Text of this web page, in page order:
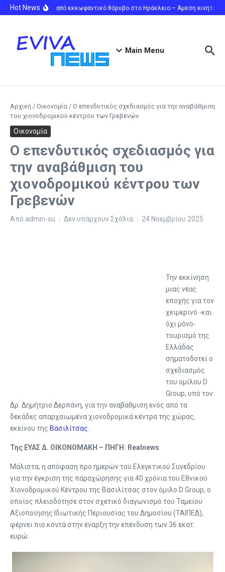
Μετάβαση στο περιεχόμενο
Hot News
Αναστάτωση από εκκωφαντικό θόρυβο στο Ηράκλειο – Άμεση
Main Menu
Αρχική / Οικονομία / Ο επενδυτικός σχεδιασμός για την αναβάθμιση
του χιονοδρομικού κέντρου των Γρεβενών
Οικονομία
Ο επενδυτικός σχεδιασμός για
την αναβάθμιση του
χιονοδρομικού κέντρου των
Γρεβενών
Από admin-su Δεν υπάρχουν Σχόλια 24 Νοεμβρίου 2025
Την εκκίνηση
μιας νέας
εποχής για τον
χειμερινό -και
όχι μόνο-
τουρισμό της
Ελλάδας
σηματοδοτεί ο
σχεδιασμός
του ομίλου D
Group, υπό τον
Δρ. Δημήτριο Δερπάνη, για την αναβάθμιση ενός από τα
δεκάδες απαρχαιωμένα χιονοδρομικά κέντρα της χώρας,
εκείνου της Βασιλίτσας
Της ΕΥΑΣ Δ. ΟΙΚΟΝΟΜΑΚΗ – ΠΗΓΗ: Realnews
Μάλιστα, η απόφαση προ ημερών του Ελεγκτικού Συνεδρίου
για την έγκριση της παραχώρησης για 40 χρόνια του Εθνικού
Χιονοδρομικού Κέντρου της Βασιλίτσας στον όμιλο D Group, ο
οποίος πλειοδότησε στον σχετικό διαγωνισμό του Ταμείου
Αξιοποίησης Ιδιωτικής Περιουσίας του Δημοσίου (ΤΑΙΠΕΔ),
φέρνει πιο κοντά στην έναρξη την επένδυση των 36 εκατ.
ευρώ.